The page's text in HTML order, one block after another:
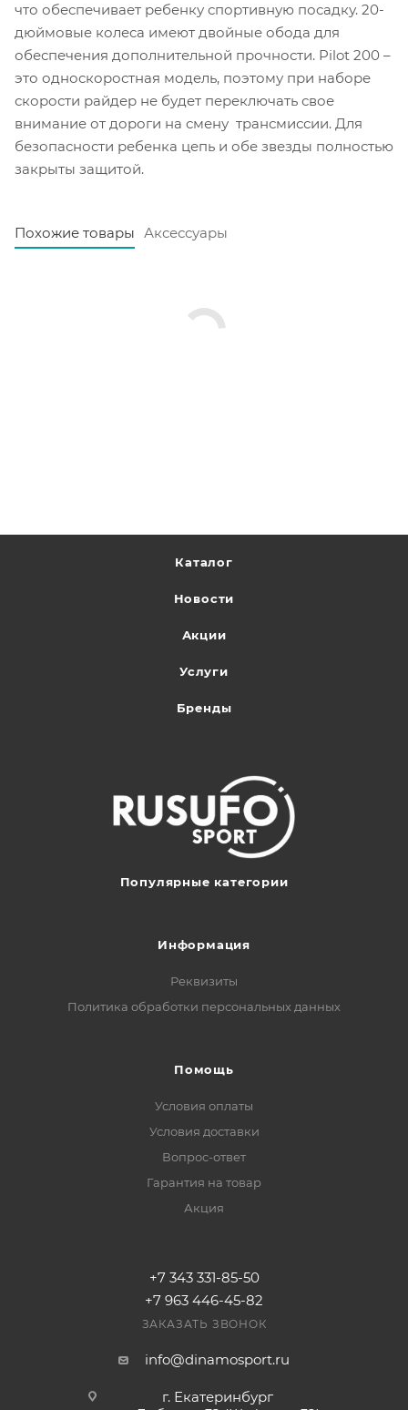
что обеспечивает ребенку спортивную посадку. 20-
дюймовые колеса имеют двойные обода для
обеспечения дополнительной прочности. Pilot 200 –
это односкоростная модель, поэтому при наборе
скорости райдер не будет переключать свое
внимание от дороги на смену трансмиссии. Для
безопасности ребенка цепь и обе звезды полностью
закрыты защитой.
Похожие товары Аксессуары
Каталог
Новости
Акции
Услуги
Бренды
Популярные категории
Информация
Реквизиты
Политика обработки персональных данных
Помощь
Условия оплаты
Условия доставки
Вопрос-ответ
Гарантия на товар
Акция
+7 343 331-85-50
+7 963 446-45-82
ЗАКАЗАТЬ ЗВОНОК
info@dinamosport.ru
г. Екатеринбург